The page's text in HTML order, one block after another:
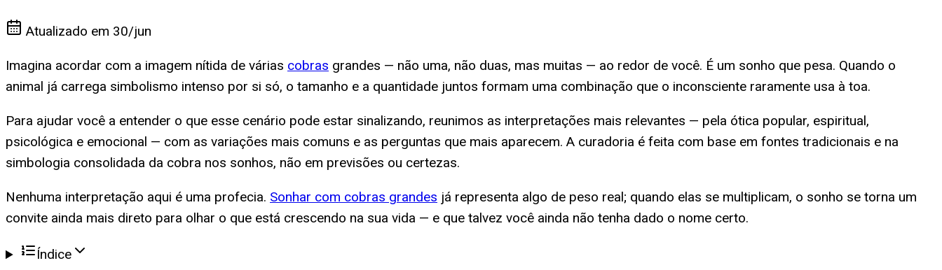
Atualizado em 30/jun
Imagina acordar com a imagem nítida de várias cobras grandes — não uma, não duas, mas muitas — ao redor de você. É um sonho que pesa. Quando o
animal já carrega simbolismo intenso por si só, o tamanho e a quantidade juntos formam uma combinação que o inconsciente raramente usa à toa.
Para ajudar você a entender o que esse cenário pode estar sinalizando, reunimos as interpretações mais relevantes — pela ótica popular, espiritual,
psicológica e emocional — com as variações mais comuns e as perguntas que mais aparecem. A curadoria é feita com base em fontes tradicionais e na
simbologia consolidada da cobra nos sonhos, não em previsões ou certezas.
Nenhuma interpretação aqui é uma profecia. Sonhar com cobras grandes já representa algo de peso real; quando elas se multiplicam, o sonho se torna um
convite ainda mais direto para olhar o que está crescendo na sua vida — e que talvez você ainda não tenha dado o nome certo.
Índice